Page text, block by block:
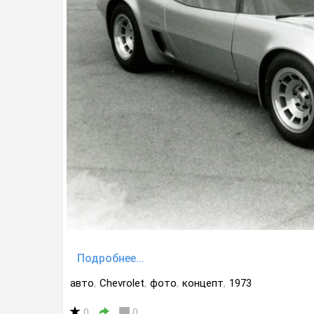
Подробнее...
авто, Chevrolet, фото, концепт, 1973